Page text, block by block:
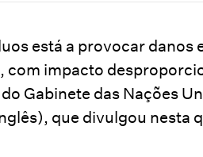
está a provocar danos
com impacto
Gabinete das Nações
que divulgou nesta